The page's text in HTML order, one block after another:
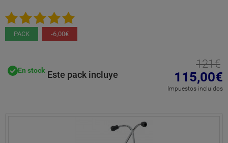
PACK -6,00€
Este pack incluye
121€
115,00€
Impuestos incluidos
En stock